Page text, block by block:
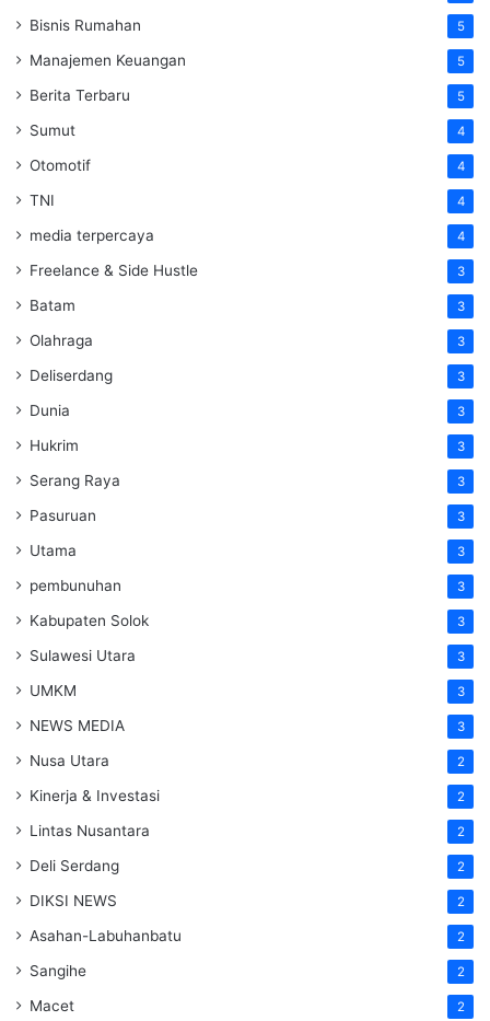
Bisnis Rumahan 5
Manajemen Keuangan 5
Berita Terbaru 5
Sumut 4
Otomotif 4
TNI 4
media terpercaya 4
Freelance & Side Hustle 3
Batam 3
Olahraga 3
Deliserdang 3
Dunia 3
Hukrim 3
Serang Raya 3
Pasuruan 3
Utama 3
pembunuhan 3
Kabupaten Solok 3
Sulawesi Utara 3
UMKM 3
NEWS MEDIA 3
Nusa Utara 2
Kinerja & Investasi 2
Lintas Nusantara 2
Deli Serdang 2
DIKSI NEWS 2
Asahan-Labuhanbatu 2
Sangihe 2
Macet 2